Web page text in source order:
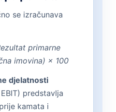
se izračunava
primarne
imovina) × 100
djelatnosti
predstavlja
kamata i